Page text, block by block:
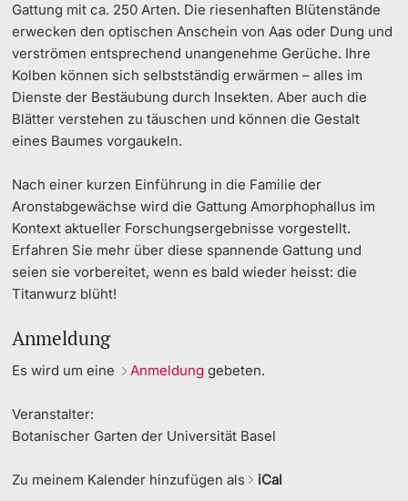
Gattung mit ca. 250 Arten. Die riesenhaften Blütenstände
erwecken den optischen Anschein von Aas oder Dung und
verströmen entsprechend unangenehme Gerüche. Ihre
Kolben können sich selbstständig erwärmen – alles im
Dienste der Bestäubung durch Insekten. Aber auch die
Blätter verstehen zu täuschen und können die Gestalt
eines Baumes vorgaukeln.
Nach einer kurzen Einführung in die Familie der
Aronstabgewächse wird die Gattung Amorphophallus im
Kontext aktueller Forschungsergebnisse vorgestellt.
Erfahren Sie mehr über diese spannende Gattung und
seien sie vorbereitet, wenn es bald wieder heisst: die
Titanwurz blüht!
Anmeldung
Es wird um eine Anmeldung gebeten.
Veranstalter:
Botanischer Garten der Universität Basel
Zu meinem Kalender hinzufügen als iCal